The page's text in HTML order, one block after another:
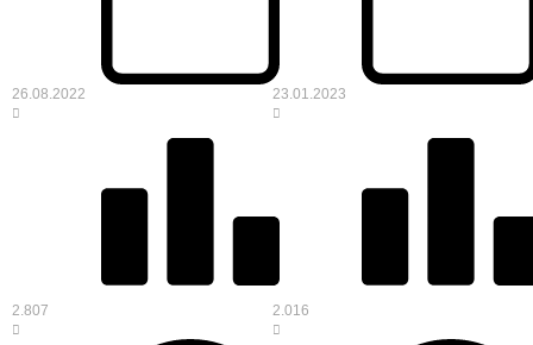
26.08.2022
2.807
23.01.2023
2.016